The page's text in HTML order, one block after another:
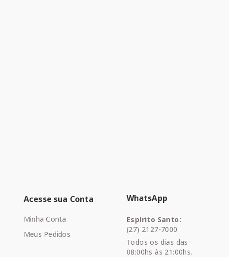
Acesse sua Conta
Minha Conta
Meus Pedidos
WhatsApp
Espírito Santo:
(27) 2127-7000
Todos os dias das
08:00hs às 21:00hs.